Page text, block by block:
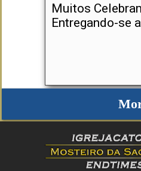
Muitos
Entregando-se